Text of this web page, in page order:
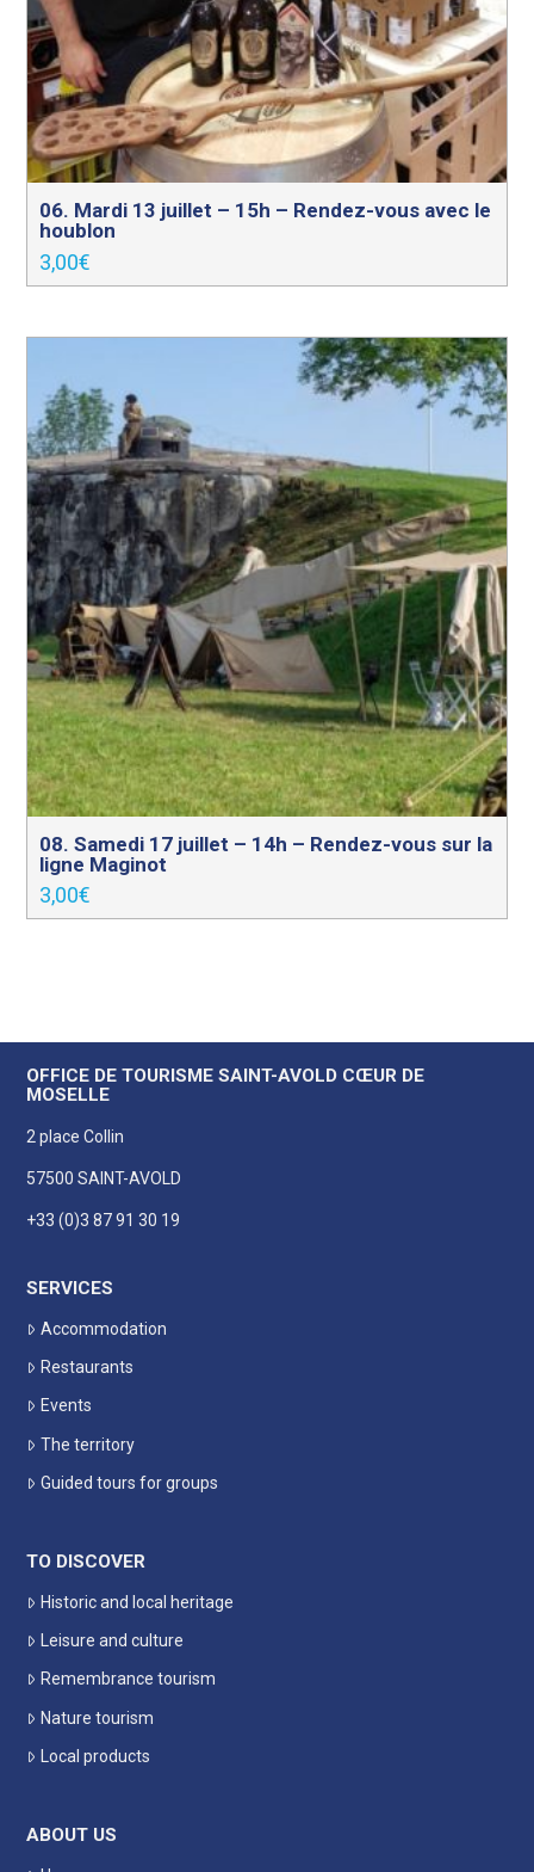
06. Mardi 13 juillet – 15h – Rendez-vous avec le
houblon
3,00€
08. Samedi 17 juillet – 14h – Rendez-vous sur la
ligne Maginot
3,00€
OFFICE DE TOURISME SAINT-AVOLD CŒUR DE
MOSELLE
2 place Collin
57500 SAINT-AVOLD
+33 (0)3 87 91 30 19
SERVICES
Accommodation
Restaurants
Events
The territory
Guided tours for groups
TO DISCOVER
Historic and local heritage
Leisure and culture
Remembrance tourism
Nature tourism
Local products
ABOUT US